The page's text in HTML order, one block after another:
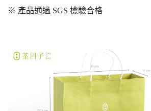
※ 產品通過 SGS 檢驗合格